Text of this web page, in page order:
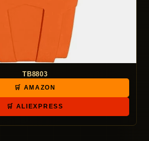
TB8803
🛒 AMAZON
🛒 ALIEXPRESS